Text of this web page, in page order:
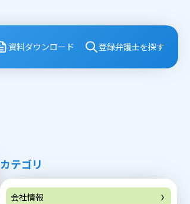
資料ダウンロード 登録弁護⼠を探す
カテゴリ
会社情報